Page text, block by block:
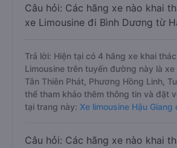
Câu hỏi: Các hãng xe nào khai
xe Limousine đi Bình Dương từ
Trả lời: Hiện tại có 4 hãng xe khai
Limousine trên tuyến đường này là xe
Tân Thiên Phát, Phương Hồng Linh,
thể tham khảo thêm thông tin và đặt
tại trang này: Xe limousine Hậu Giang
Câu hỏi: Các hãng xe nào khai